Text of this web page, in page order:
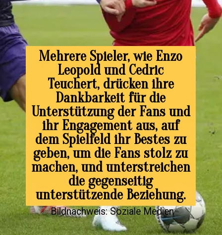
Mehrere Spieler, wie Enzo
Leopold und Cedric
Teuchert, drücken ihre
Dankbarkeit für die
Unterstützung der Fans und
ihr Engagement aus, auf
dem Spielfeld ihr Bestes zu
geben, um die Fans stolz zu
machen, und unterstreichen
die gegenseitig
unterstützende Beziehung.
Bildnachweis: Soziale Medien